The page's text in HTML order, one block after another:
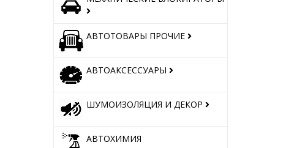
АВТОТОВАРЫ ПРОЧИЕ
АВТОАКСЕССУАРЫ
ШУМОИЗОЛЯЦИЯ И ДЕКОР
АВТОХИМИЯ